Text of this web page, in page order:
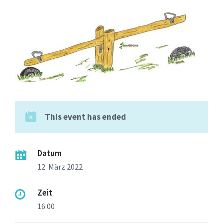
This event has ended
Datum
12. März 2022
Zeit
16:00